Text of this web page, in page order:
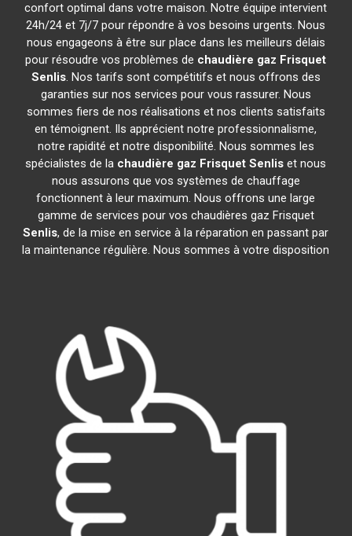
confort optimal dans votre maison. Notre équipe intervient
24h/24 et 7j/7 pour répondre à vos besoins urgents. Nous
nous engageons à être sur place dans les meilleurs délais
pour résoudre vos problèmes de chaudière gaz Frisquet
Senlis. Nos tarifs sont compétitifs et nous offrons des
garanties sur nos services pour vous rassurer. Nous
sommes fiers de nos réalisations et nos clients satisfaits
en témoignent. Ils apprécient notre professionnalisme,
notre rapidité et notre disponibilité. Nous sommes les
spécialistes de la chaudière gaz Frisquet Senlis et nous
nous assurons que vos systèmes de chauffage
fonctionnent à leur maximum. Nous offrons une large
gamme de services pour vos chaudières gaz Frisquet
Senlis, de la mise en service à la réparation en passant par
la maintenance régulière. Nous sommes à votre disposition